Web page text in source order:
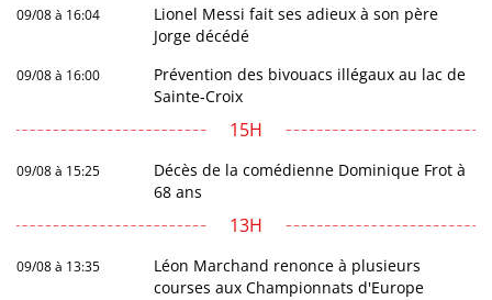
09/08 à 16:04
Lionel Messi fait ses adieux à son père
Jorge décédé
09/08 à 16:00
Prévention des bivouacs illégaux au lac de
Sainte-Croix
15H
09/08 à 15:25
Décès de la comédienne Dominique Frot à
68 ans
13H
09/08 à 13:35
Léon Marchand renonce à plusieurs
courses aux Championnats d'Europe